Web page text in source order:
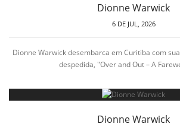
Dionne Warwick
6 DE JUL, 2026
Dionne Warwick desembarca em Curitiba com
despedida, "Over and Out – A
Dionne Warwick